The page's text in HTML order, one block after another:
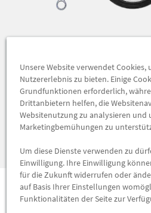
Wie können wir
weiterhelfen?
KONTAKT
Top Seller
Unsere Website verwendet Cookies,
Nutzererlebnis zu bieten. Einige
Grundfunktionen erforderlich,
Drittanbietern helfen, die
Websitenutzung zu analysieren und
Marketingbemühungen zu
Um diese Dienste verwenden zu
Einwilligung. Ihre Einwilligung
für die Zukunft widerrufen oder
auf Basis Ihrer Einstellungen
Funktionalitäten der Seite zur